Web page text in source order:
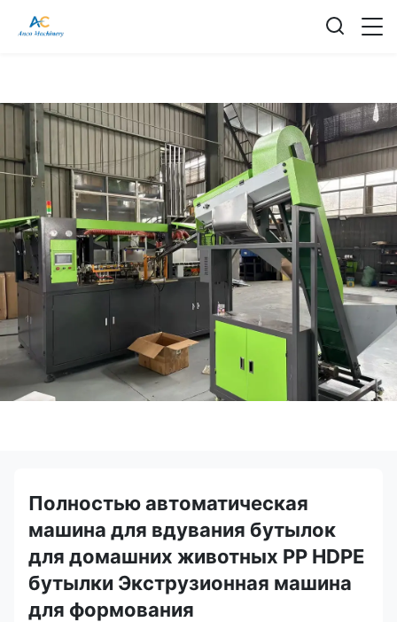
Полностью автоматическая
машина для вдувания бутылок
для домашних животных PP HDPE
бутылки Экструзионная машина
для формования